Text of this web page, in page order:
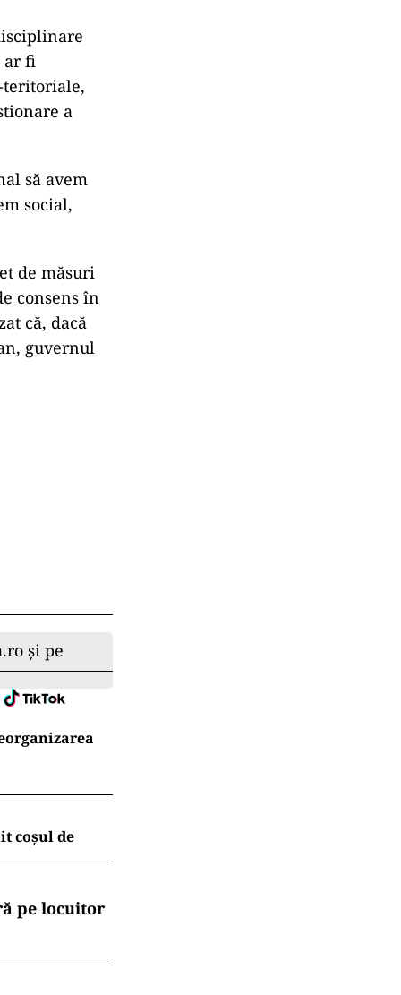
ar fi
a
să avem
social,
de măsuri
consens în
că, dacă
guvernul
și pe
coșul de
pe locuitor